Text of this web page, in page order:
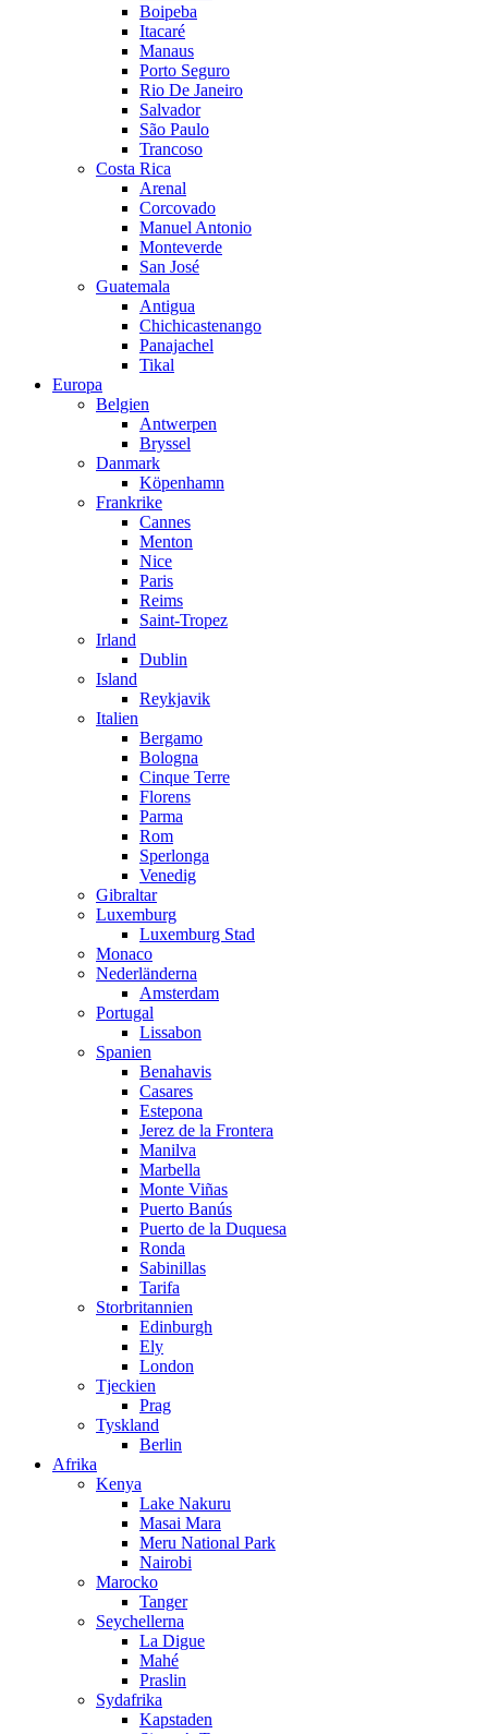
Boipeba
Itacaré
Manaus
Porto Seguro
Rio De Janeiro
Salvador
São Paulo
Trancoso
Costa Rica
Arenal
Corcovado
Manuel Antonio
Monteverde
San José
Guatemala
Antigua
Chichicastenango
Panajachel
Tikal
Europa
Belgien
Antwerpen
Bryssel
Danmark
Köpenhamn
Frankrike
Cannes
Menton
Nice
Paris
Reims
Saint-Tropez
Irland
Dublin
Island
Reykjavik
Italien
Bergamo
Bologna
Cinque Terre
Florens
Parma
Rom
Sperlonga
Venedig
Gibraltar
Luxemburg
Luxemburg Stad
Monaco
Nederländerna
Amsterdam
Portugal
Lissabon
Spanien
Benahavis
Casares
Estepona
Jerez de la Frontera
Manilva
Marbella
Monte Viñas
Puerto Banús
Puerto de la Duquesa
Ronda
Sabinillas
Tarifa
Storbritannien
Edinburgh
Ely
London
Tjeckien
Prag
Tyskland
Berlin
Afrika
Kenya
Lake Nakuru
Masai Mara
Meru National Park
Nairobi
Marocko
Tanger
Seychellerna
La Digue
Mahé
Praslin
Sydafrika
Kapstaden